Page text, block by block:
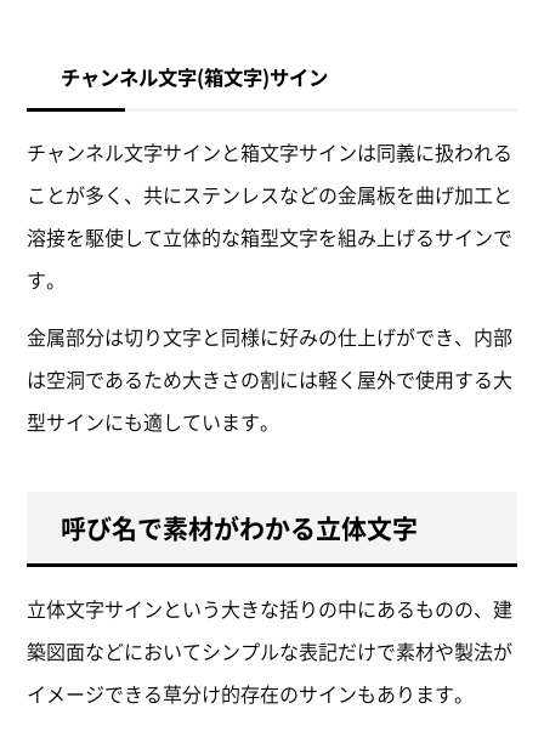
チャンネル文字(箱文字)サイン
チャンネル文字サインと箱文字サインは同義に扱われる
ことが多く、共にステンレスなどの金属板を曲げ加工と
溶接を駆使して立体的な箱型文字を組み上げるサインで
す。
金属部分は切り文字と同様に好みの仕上げができ、内部
は空洞であるため大きさの割には軽く屋外で使用する大
型サインにも適しています。
呼び名で素材がわかる立体文字
立体文字サインという大きな括りの中にあるものの、建
築図面などにおいてシンプルな表記だけで素材や製法が
イメージできる草分け的存在のサインもあります。